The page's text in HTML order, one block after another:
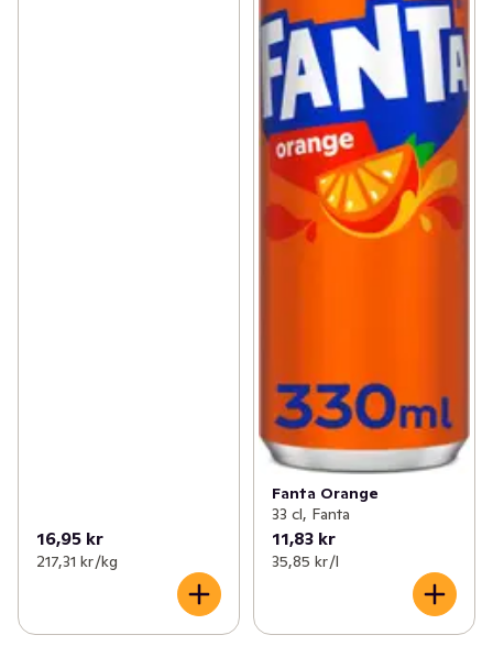
16,95 kr
217,31 kr /kg
Fanta Orange
33 cl, Fanta
11,83 kr
35,85 kr /l